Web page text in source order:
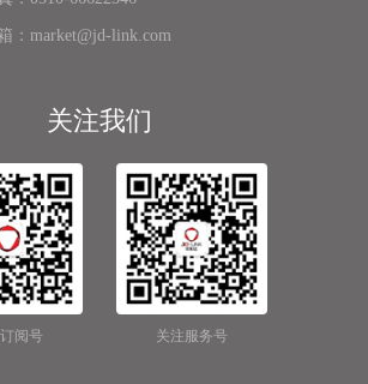
：market@jd-link.com
关注我们
阅号 关注服务号